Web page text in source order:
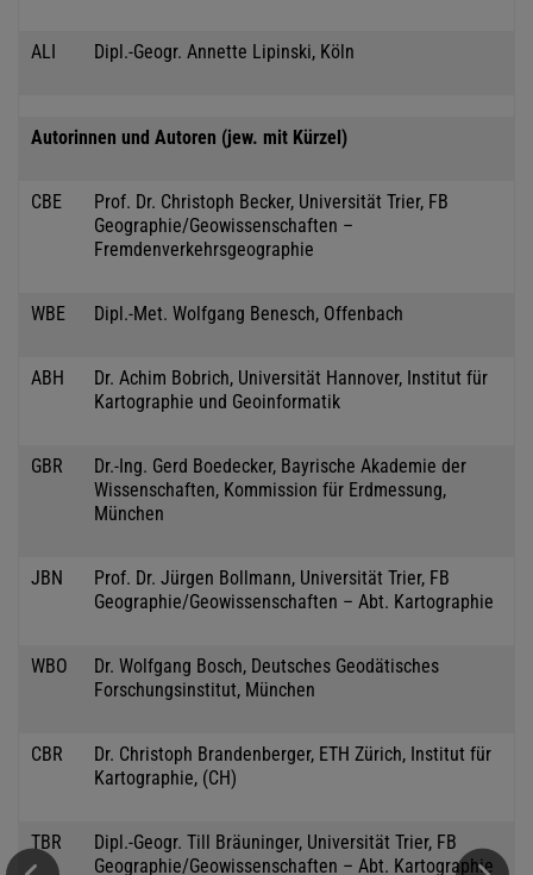
ALI Dipl.-Geogr. Annette Lipinski, Köln
Autorinnen und Autoren (jew. mit Kürzel)
CBE
Prof. Dr. Christoph Becker, Universität Trier, FB
Geographie/Geowissenschaften –
Fremdenverkehrsgeographie
WBE Dipl.-Met. Wolfgang Benesch, Offenbach
ABH
Dr. Achim Bobrich, Universität Hannover, Institut für
Kartographie und Geoinformatik
GBR
Dr.-Ing. Gerd Boedecker, Bayrische Akademie der
Wissenschaften, Kommission für Erdmessung,
München
JBN
Prof. Dr. Jürgen Bollmann, Universität Trier, FB
Geographie/Geowissenschaften – Abt. Kartographie
WBO
Dr. Wolfgang Bosch, Deutsches Geodätisches
Forschungsinstitut, München
CBR
Dr. Christoph Brandenberger, ETH Zürich, Institut für
Kartographie, (CH)
TBR
Dipl.-Geogr. Till Bräuninger, Universität Trier, FB
Geographie/Geowissenschaften – Abt. Kartographie